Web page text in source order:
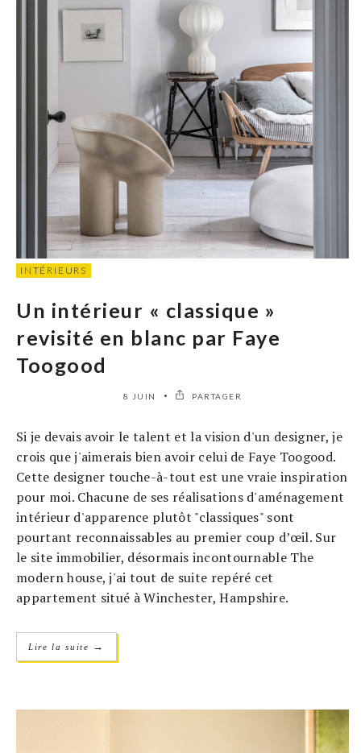
INTÉRIEURS
Un intérieur « classique »
revisité en blanc par Faye
Toogood
8 JUIN PARTAGER
Si je devais avoir le talent et la vision d'un designer, je
crois que j'aimerais bien avoir celui de Faye Toogood.
Cette designer touche-à-tout est une vraie inspiration
pour moi. Chacune de ses réalisations d'aménagement
intérieur d'apparence plutôt "classiques" sont
pourtant reconnaissables au premier coup d’œil. Sur
le site immobilier, désormais incontournable The
modern house, j'ai tout de suite repéré cet
appartement situé à Winchester, Hampshire.
Lire la suite →